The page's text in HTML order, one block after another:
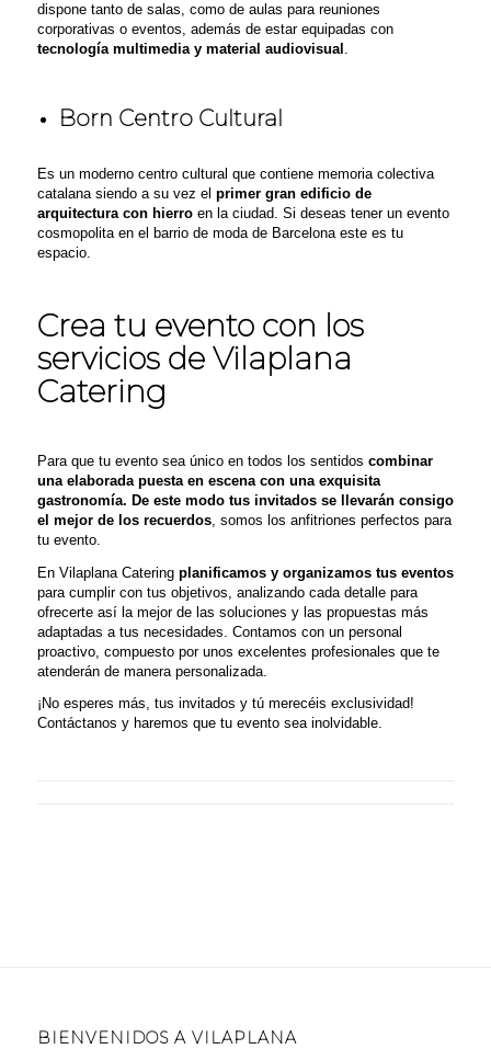
dispone tanto de salas, como de aulas para reuniones
corporativas o eventos, además de estar equipadas con
tecnología multimedia y material audiovisual .
Born Centro Cultural
Es un moderno centro cultural que contiene memoria colectiva
catalana siendo a su vez el primer gran edificio de
arquitectura con hierroen la ciudad. Si deseas tener un evento
cosmopolita en el barrio de moda de Barcelona este es tu
espacio.
Crea tu evento con los
servicios de Vilaplana
Catering
Para que tu evento sea único en todos los sentidos combinar
una elaborada puesta en escena con una exquisita
gastronomía. De este modo tus invitados se llevarán consigo
el mejor de los recuerdos, somos los anfitriones perfectos para
tu evento.
En Vilaplana Catering planificamos y organizamos tus eventos
para cumplircon tus objetivos, analizando cada detalle para
ofrecerte así la mejor de las soluciones y las propuestas más
adaptadas a tus necesidades. Contamos con un personal
proactivo, compuesto por unos excelentes profesionales quete
atenderán de manera personalizada.
¡No esperes más, tus invitados y tú merecéis exclusividad!
Contáctanos y haremos que tu evento sea inolvidable.
BIENVENIDOS A VILAPLANA